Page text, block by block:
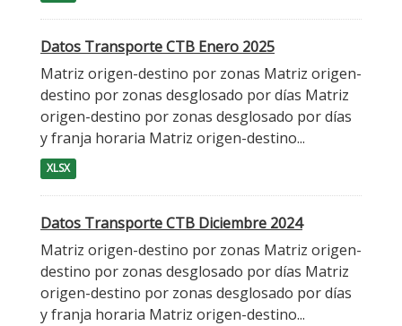
Datos Transporte CTB Enero 2025
Matriz origen-destino por zonas Matriz origen-
destino por zonas desglosado por días Matriz
origen-destino por zonas desglosado por días
y franja horaria Matriz origen-destino...
XLSX
Datos Transporte CTB Diciembre 2024
Matriz origen-destino por zonas Matriz origen-
destino por zonas desglosado por días Matriz
origen-destino por zonas desglosado por días
y franja horaria Matriz origen-destino...